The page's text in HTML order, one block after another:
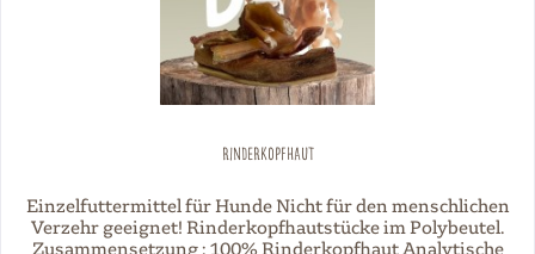
Rinderkopfhaut
Einzelfuttermittel für Hunde Nicht für den menschlichen
Verzehr geeignet! Rinderkopfhautstücke im Polybeutel.
Zusammensetzung : 100% Rinderkopfhaut Analytische